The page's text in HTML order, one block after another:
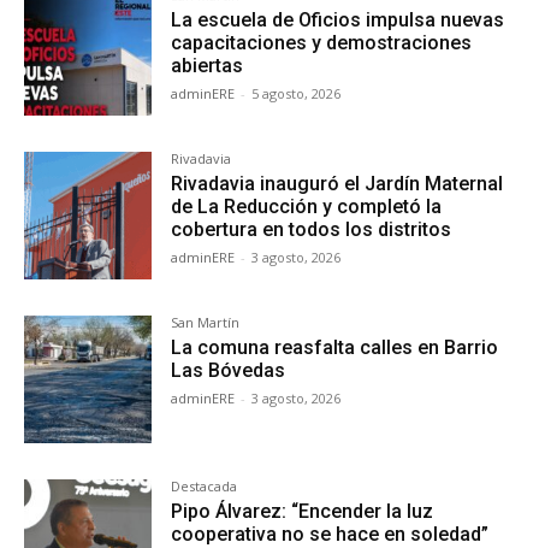
La escuela de Oficios impulsa nuevas
capacitaciones y demostraciones
abiertas
adminERE - 5 agosto, 2026
Rivadavia
Rivadavia inauguró el Jardín Maternal
de La Reducción y completó la
cobertura en todos los distritos
adminERE - 3 agosto, 2026
San Martín
La comuna reasfalta calles en Barrio
Las Bóvedas
adminERE - 3 agosto, 2026
Destacada
Pipo Álvarez: “Encender la luz
cooperativa no se hace en soledad”